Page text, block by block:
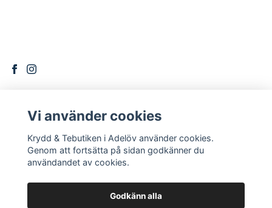
DITT KONTO
Logga in
Vi använder cookies
Krydd & Tebutiken i Adelöv använder cookies.
Genom att fortsätta på sidan godkänner du
användandet av cookies.
Godkänn alla